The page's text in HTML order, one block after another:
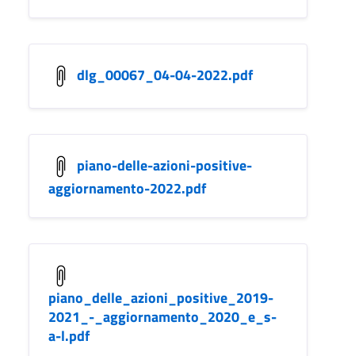
dlg_00067_04-04-2022.pdf
piano-delle-azioni-positive-
aggiornamento-2022.pdf
piano_delle_azioni_positive_2019-
2021_-_aggiornamento_2020_e_s-
a-l.pdf